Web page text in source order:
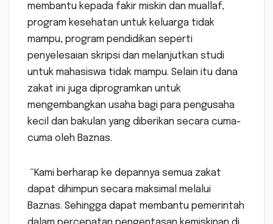
membantu kepada fakir miskin dan muallaf,
program kesehatan untuk keluarga tidak
mampu, program pendidikan seperti
penyelesaian skripsi dan melanjutkan studi
untuk mahasiswa tidak mampu. Selain itu dana
zakat ini juga diprogramkan untuk
mengembangkan usaha bagi para pengusaha
kecil dan bakulan yang diberikan secara cuma-
cuma oleh Baznas.
“Kami berharap ke depannya semua zakat
dapat dihimpun secara maksimal melalui
Baznas. Sehingga dapat membantu pemerintah